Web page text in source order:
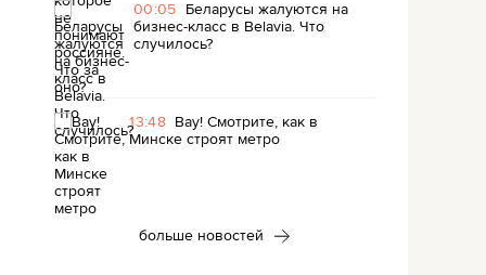
00:05 Беларусы жалуются на
бизнес-класс в Belavia. Что
случилось?
13:48 Вау! Смотрите, как в
Минске строят метро
больше новостей